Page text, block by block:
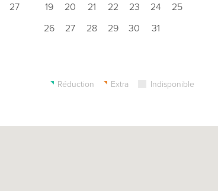
27
19
20 21 22 23 24
25
26
27 28 29 30 31
Réduction Extra Indisponible